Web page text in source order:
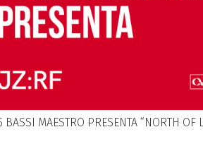
BASSI MAESTRO PRESENTA “NORTH OF